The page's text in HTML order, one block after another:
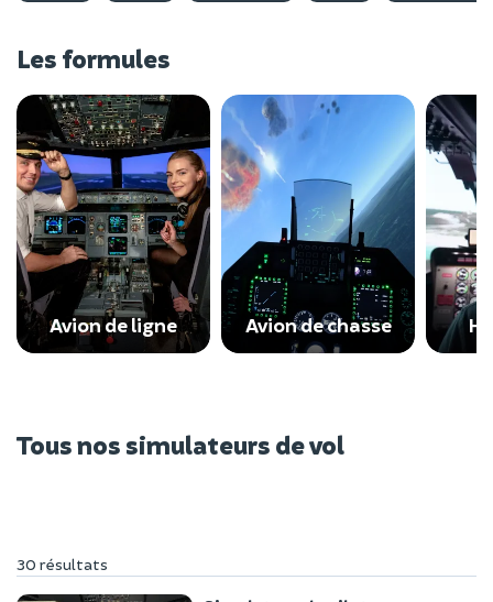
Les formules
Avion de ligne Avion de chasse
Tous nos simulateurs de vol
30 résultats